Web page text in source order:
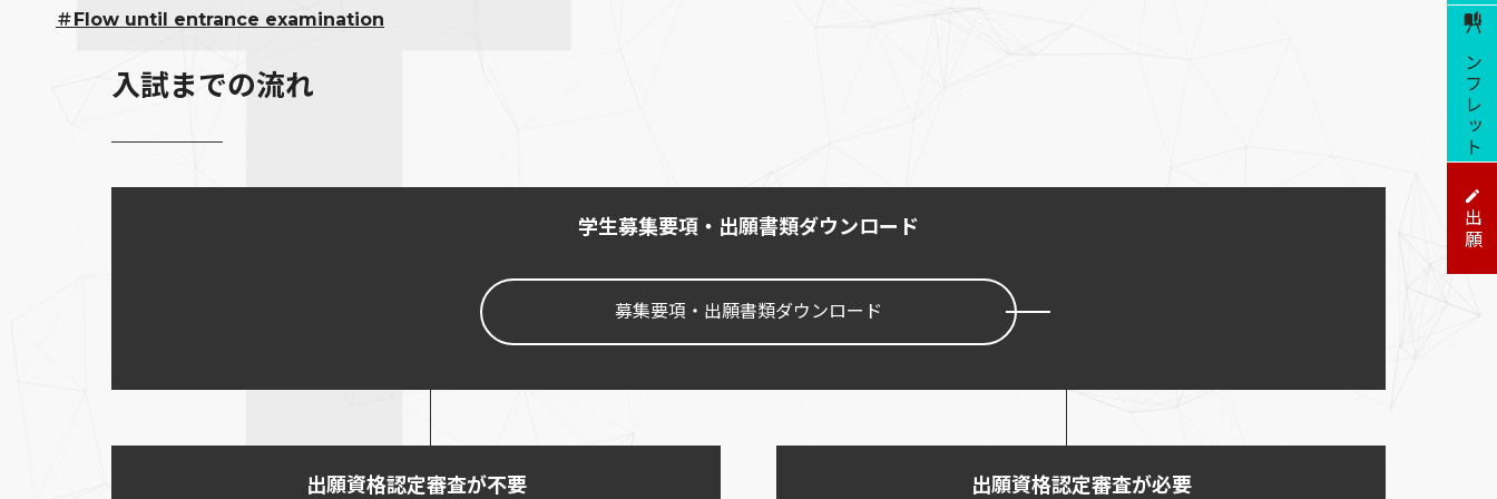
＃Flow until entrance examination
入試までの流れ
学生募集要項・出願書類ダウンロード
募集要項・出願書類ダウンロード
出願資格認定審査が不要 出願資格認定審査が必要
パンフレット
出願